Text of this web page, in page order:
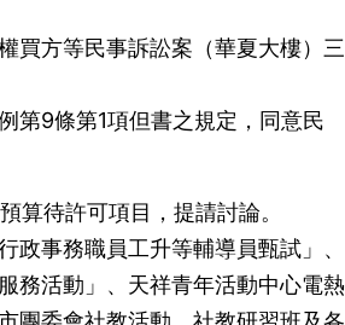
買方等民事訴訟案（華夏大樓）三
第9條第1項但書之規定，同意民
算待許可項目，提請討論。
事務職員工升等輔導員甄試」、
務活動」、天祥青年活動中心電熱